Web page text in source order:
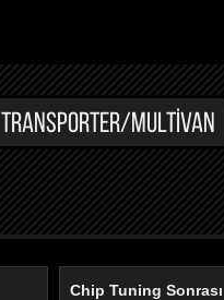
TRANSPORTER/MULTIVAN
Chip Tuning Sonrası